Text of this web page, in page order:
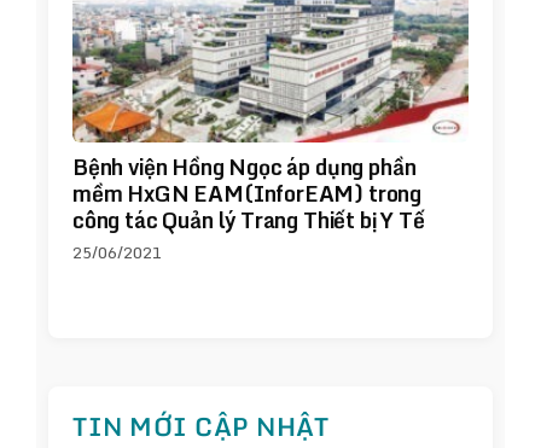
Bệnh viện Hồng Ngọc áp dụng phần
mềm HxGN EAM(InforEAM) trong
công tác Quản lý Trang Thiết bị Y Tế
25/06/2021
TIN MỚI CẬP NHẬT